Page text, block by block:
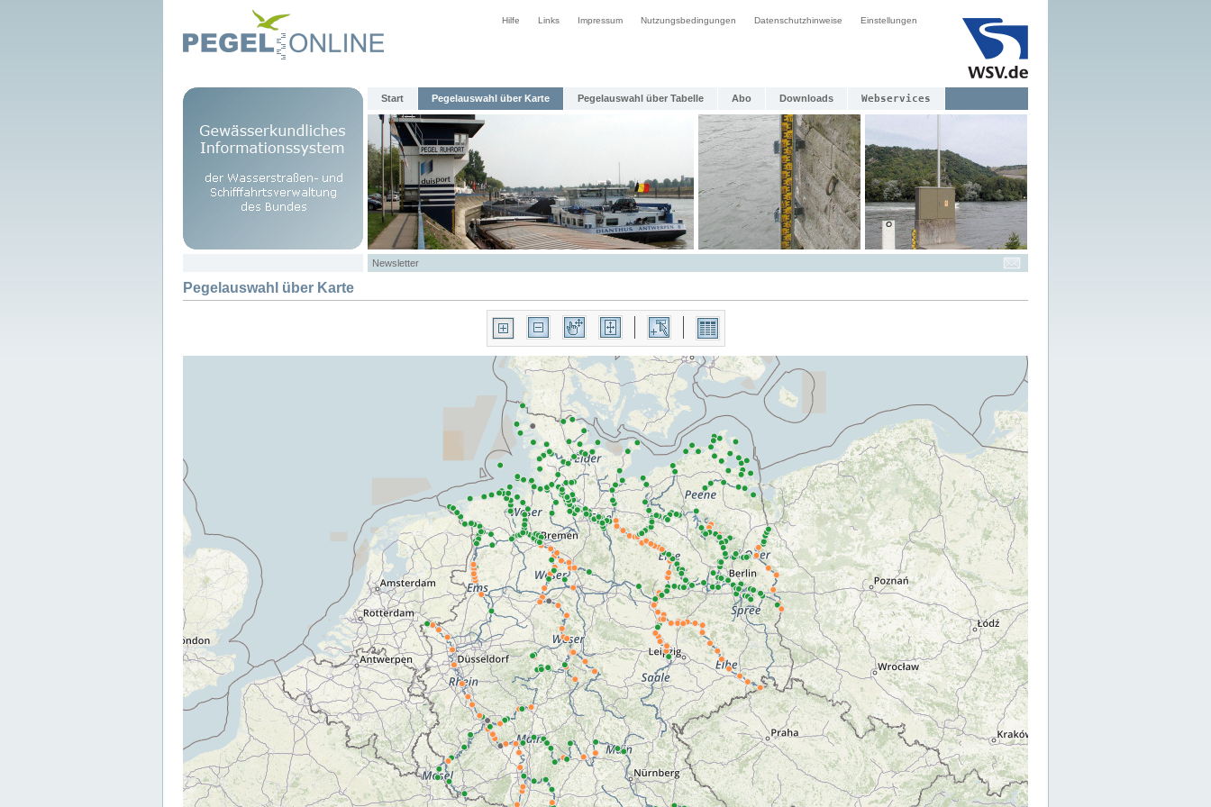
Hilfe Links Impressum Nutzungsbedingungen Datenschutzhinweise Einstellungen
Start Pegelauswahl über Karte Pegelauswahl über Tabelle Abo Downloads Webservices
Newsletter
Pegelauswahl über Karte